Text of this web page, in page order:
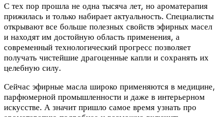
С тех пор прошла не одна тысяча лет, но ароматерапия
прижилась и только набирает актуальность. Специалисты
открывают все больше полезных свойств эфирных масел
и находят им достойную область применения, а
современный технологический прогресс позволяет
получать чистейшие драгоценные капли и сохранять их
целебную силу.
Сейчас эфирные масла широко применяются в медицине,
парфюмерной промышленности и даже в интерьерном
искусстве. А значит пришло самое время узнать про